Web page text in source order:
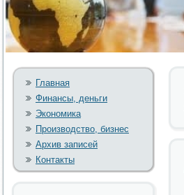
Главная
Финансы, деньги
Экономика
Производство, бизнес
Архив записей
Контакты